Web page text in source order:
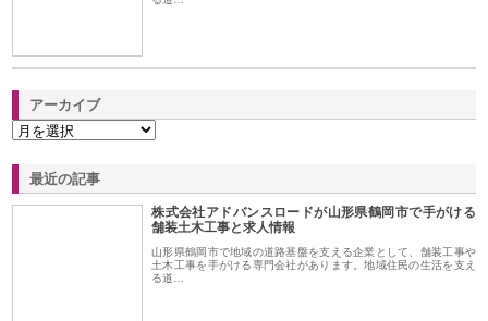
アーカイブ
最近の記事
株式会社アドバンスロードが山形県鶴岡市で手がける
舗装土木工事と求人情報
山形県鶴岡市で地域の道路基盤を支える企業として、舗装工事や
土木工事を手がける専門会社があります。地域住民の生活を支え
る道…